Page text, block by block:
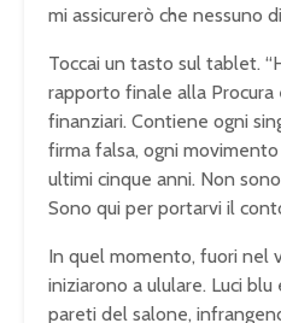
mi assicurerò che nessuno
Toccai un tasto sul tablet.
rapporto finale alla
finanziari. Contiene ogni
firma falsa, ogni
ultimi cinque anni. Non
Sono qui per portarvi il
In quel momento, fuori nel
iniziarono a ululare. Luci
pareti del salone,